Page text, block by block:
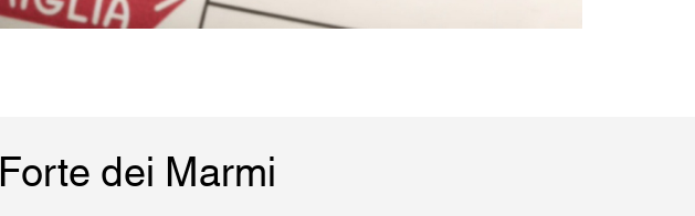
Forte dei Marmi